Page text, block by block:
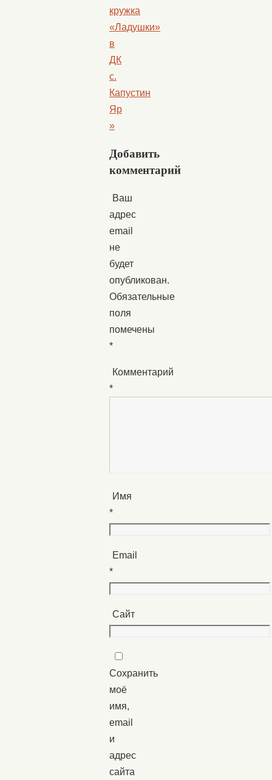
кружка
«Ладушки»
в
ДК
с.
Капустин
Яр
»
Добавить
комментарий
Ваш
адрес
email
не
будет
опубликован.
Обязательные
поля
помечены
*
Комментарий
*
Имя
*
Email
*
Сайт
Сохранить
моё
имя,
email
и
адрес
сайта